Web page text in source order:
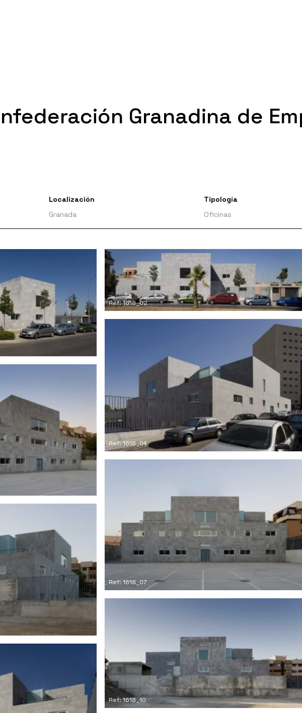
Granadina de
Localización
Granada
Tipología
Oficinas
Ref: 1618_02
Ref: 1618_04
Ref: 1618_07
Ref: 1618_10